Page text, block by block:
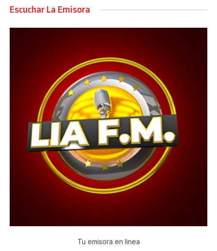
Escuchar La Emisora
Tu emisora en linea